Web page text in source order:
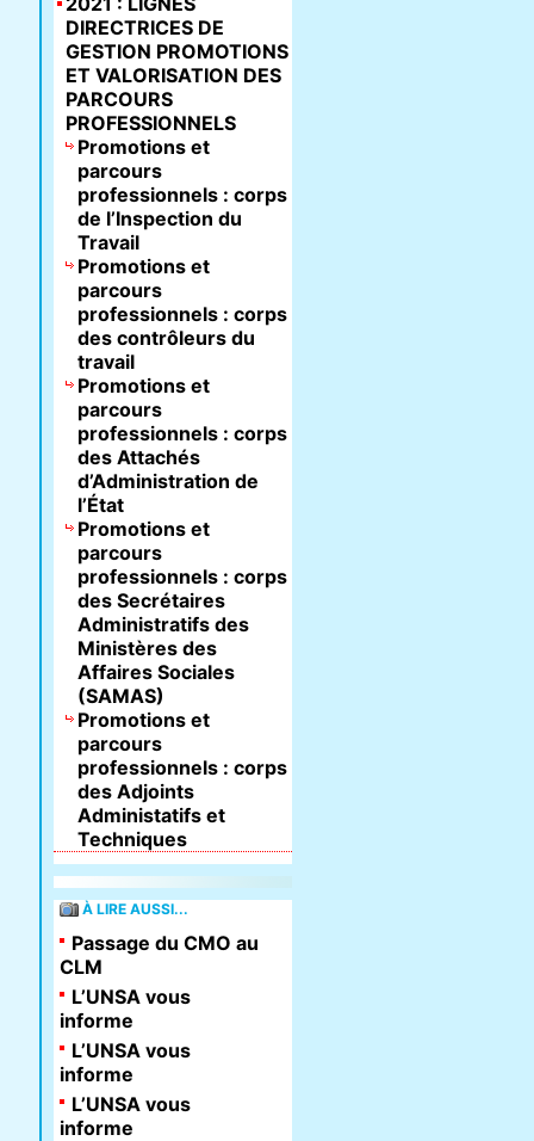
DIRECTRICES DE
GESTION PROMOTIONS
ET VALORISATION DES
PARCOURS
PROFESSIONNELS
Promotions et
parcours
professionnels : corps
de l’Inspection du
Travail
Promotions et
parcours
professionnels : corps
des contrôleurs du
travail
Promotions et
parcours
professionnels : corps
des Attachés
d’Administration de
l’État
Promotions et
parcours
professionnels : corps
des Secrétaires
Administratifs des
Ministères des
Affaires Sociales
(SAMAS)
Promotions et
parcours
professionnels : corps
des Adjoints
Administatifs et
Techniques
À LIRE AUSSI...
Passage du CMO au
CLM
L’UNSA vous
informe
L’UNSA vous
informe
L’UNSA vous
informe